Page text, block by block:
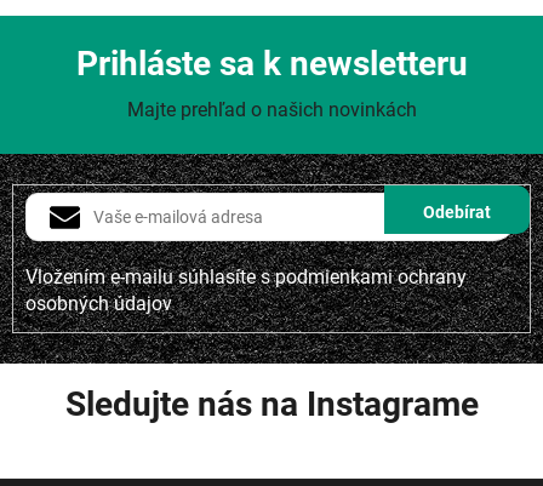
Vložením e-mailu súhlasíte spodmienkami ochrany
osobných údajov
Prihláste sa k newsletteru
Majte prehľad o našich novinkách
Sledujte nás na Instagrame